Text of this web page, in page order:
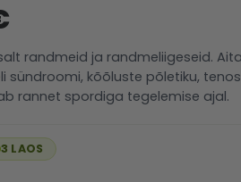
randmeid ja randmeliigeseid.
sündroomi, kõõluste põletiku,
rannet spordiga tegelemise ajal.
3 LAOS